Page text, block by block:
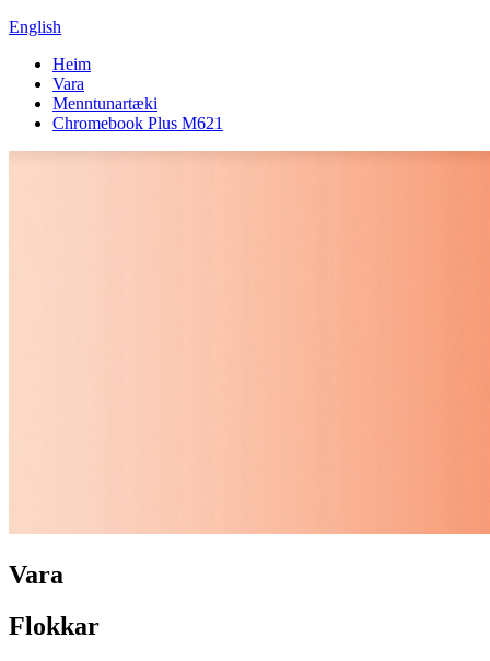
English
Heim
Vara
Menntunartæki
Chromebook Plus M621
Vara
Flokkar